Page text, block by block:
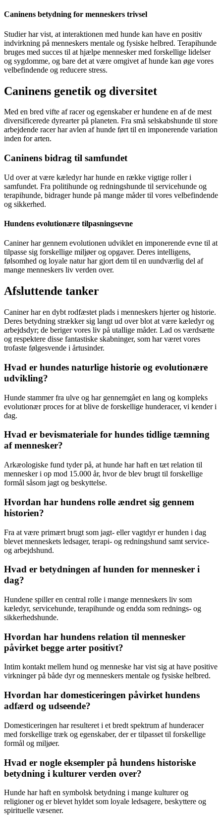
Caninens betydning for menneskers trivsel
Studier har vist, at interaktionen med hunde kan have en positiv
indvirkning på menneskers mentale og fysiske helbred. Terapihunde
bruges med succes til at hjælpe mennesker med forskellige lidelser
og sygdomme, og bare det at være omgivet af hunde kan øge vores
velbefindende og reducere stress.
Caninens genetik og diversitet
Med en bred vifte af racer og egenskaber er hundene en af de mest
diversificerede dyrearter på planeten. Fra små selskabshunde til store
arbejdende racer har avlen af hunde ført til en imponerende variation
inden for arten.
Caninens bidrag til samfundet
Ud over at være kæledyr har hunde en række vigtige roller i
samfundet. Fra politihunde og redningshunde til servicehunde og
terapihunde, bidrager hunde på mange måder til vores velbefindende
og sikkerhed.
Hundens evolutionære tilpasningsevne
Caniner har gennem evolutionen udviklet en imponerende evne til at
tilpasse sig forskellige miljøer og opgaver. Deres intelligens,
følsomhed og loyale natur har gjort dem til en uundværlig del af
mange menneskers liv verden over.
Afsluttende tanker
Caniner har en dybt rodfæstet plads i menneskers hjerter og historie.
Deres betydning strækker sig langt ud over blot at være kæledyr og
arbejdsdyr; de beriger vores liv på utallige måder. Lad os værdsætte
og respektere disse fantastiske skabninger, som har været vores
trofaste følgesvende i årtusinder.
Hvad er hundes naturlige historie og evolutionære
udvikling?
Hunde stammer fra ulve og har gennemgået en lang og kompleks
evolutionær proces for at blive de forskellige hunderacer, vi kender i
dag.
Hvad er bevismateriale for hundes tidlige tæmning
af mennesker?
Arkæologiske fund tyder på, at hunde har haft en tæt relation til
mennesker i op mod 15.000 år, hvor de blev brugt til forskellige
formål såsom jagt og beskyttelse.
Hvordan har hundens rolle ændret sig gennem
historien?
Fra at være primært brugt som jagt- eller vagtdyr er hunden i dag
blevet menneskets ledsager, terapi- og redningshund samt service-
og arbejdshund.
Hvad er betydningen af hunden for mennesker i
dag?
Hundene spiller en central rolle i mange menneskers liv som
kæledyr, servicehunde, terapihunde og endda som rednings- og
sikkerhedshunde.
Hvordan har hundens relation til mennesker
påvirket begge arter positivt?
Intim kontakt mellem hund og menneske har vist sig at have positive
virkninger på både dyr og menneskers mentale og fysiske helbred.
Hvordan har domesticeringen påvirket hundens
adfærd og udseende?
Domesticeringen har resulteret i et bredt spektrum af hunderacer
med forskellige træk og egenskaber, der er tilpasset til forskellige
formål og miljøer.
Hvad er nogle eksempler på hundens historiske
betydning i kulturer verden over?
Hunde har haft en symbolsk betydning i mange kulturer og
religioner og er blevet hyldet som loyale ledsagere, beskyttere og
spirituelle væsener.